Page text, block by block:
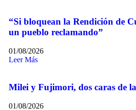
“Si bloquean la Rendición de
un pueblo reclamando”
01/08/2026
Leer Más
Milei y Fujimori, dos caras de
01/08/2026